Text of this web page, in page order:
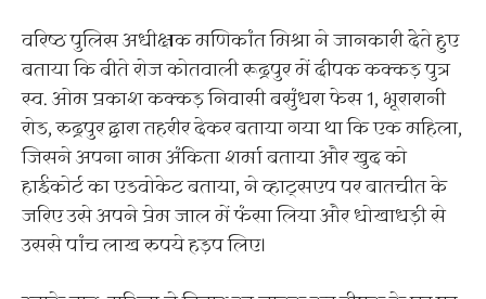
वरिष्ठ पुलिस अधीक्षक मणिकांत मिश्रा ने जानकारी देेते हुए
बताया कि बीते रोज कोतवाली रूद्रपुर में दीपक कक्कड़ पुत्र
स्व. ओम प्रकाश कक्कड़ निवासी बसुंधरा फेस 1, भूरारानी
रोड, रुद्रपुर द्वारा तहरीर देकर बताया गया था कि एक महिला,
जिसने अपना नाम अंकिता शर्मा बताया और खुद को
हाईकोर्ट का एडवोकेट बताया, ने व्हाट्सएप पर बातचीत के
जरिए उसे अपने प्रेम जाल में फंसा लिया और धोखाधड़ी से
उससे पांच लाख रुपये हड़प लिए।